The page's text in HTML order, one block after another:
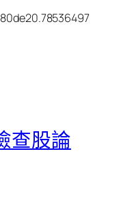
查股論